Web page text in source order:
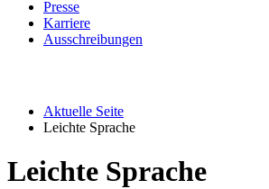
Presse
Karriere
Ausschreibungen
Aktuelle Seite
Leichte Sprache
Leichte Sprache